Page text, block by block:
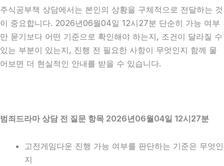
주식공부책 상담에서는 본인의 상황을 구체적으로 전달하는 것
이 중요합니다. 2026년06월04일 12시27분 단순히 가능 여부
만 묻기보다 어떤 기준으로 확인해야 하는지, 조건이 달라질 수
있는 부분이 있는지, 진행 전 필요한 사항이 무엇인지 함께 물
어보면 더 현실적인 안내를 받을 수 있습니다.
범죄드라마 상담 전 질문 항목 2026년06월04일 12시27분
고전게임다운 진행 가능 여부를 판단하는 기준은 무엇인
지